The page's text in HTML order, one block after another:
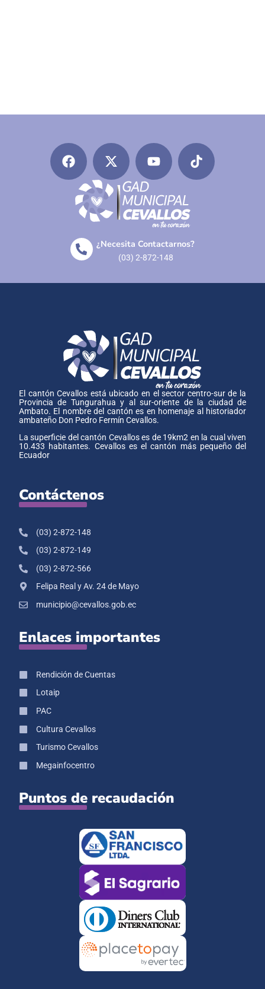
¿Necesita Contactarnos?
(03) 2-872-148
El cantón Cevallos está ubicado en el sector centro-sur de la
Provincia de Tungurahua y al sur-oriente de la ciudad de
Ambato. El nombre del cantón es en homenaje al historiador
ambateño Don Pedro Fermín Cevallos.
La superficie del cantón Cevallos es de 19km2 en la cual viven
10.433 habitantes. Cevallos es el cantón más pequeño del
Ecuador
Contáctenos
(03) 2-872-148
(03) 2-872-149
(03) 2-872-566
Felipa Real y Av. 24 de Mayo
municipio@cevallos.gob.ec
Enlaces importantes
Rendición de Cuentas
Lotaip
PAC
Cultura Cevallos
Turismo Cevallos
Megainfocentro
Puntos de recaudación